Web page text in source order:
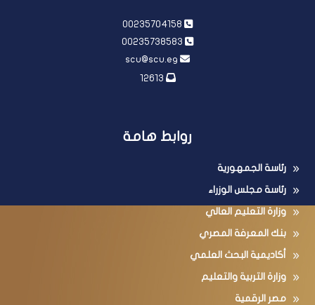
روابط هامة
رئاسة الجمهورية
رئاسة مجلس الوزراء
وزارة التعليم العالي
بنك المعرفة المصري
أكاديمية البحث العلمي
وزارة التربية والتعليم
مصر الرقمية